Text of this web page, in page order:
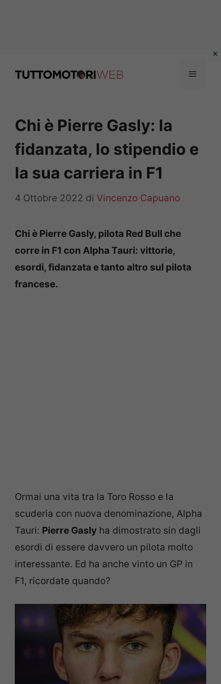
Menu
Chi è Pierre Gasly: la
fidanzata, lo stipendio e
la sua carriera in F1
4 Ottobre 2022 di Vincenzo Capuano
Chi è Pierre Gasly, pilota Red Bull che
corre in F1 con Alpha Tauri: vittorie,
esordi, fidanzata e tanto altro sul pilota
francese.
Ormai una vita tra la Toro Rosso e la
scuderia con nuova denominazione, Alpha
Tauri: Pierre Gasly ha dimostrato sin dagli
esordi di essere davvero un pilota molto
interessante. Ed ha anche vinto un GP in
F1, ricordate quando?